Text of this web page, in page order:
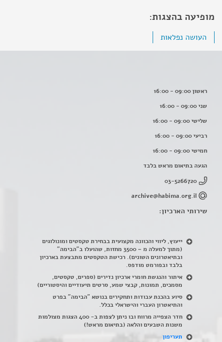
מופיעה בהצגות:
העושה נפלאות
ראשון 09:00 - 16:00
שני 09:00 - 16:00
שלישי 09:00 - 16:00
רביעי 09:00 - 16:00
חמישי 09:00 - 16:00
הגעה בתיאום מראש בלבד
03-5266720
archive@habima.org.il
שירותי הארכיון:
ייעוץ, ליווי והכוונה מקצועית בבחירת טקסטים ומונולוגים
(מתוך למעלה מ – 3500 מחזות, שהועלו ב"הבימה"
ובתיאטרונים השונים). רכישת הטקסטים מתבצעת בארכיון
בלבד ובפורמט מודפס.
איתור והנגשת חומרי ארכיון נדירים (ספרים, טקסטים,
מסמכים, תמונות, קבצי שמע, סרטים תיעודיים והיסטוריים)
סיוע בהכנת עבודות ותחקירים בנושא "הבימה" בפרט
והתיאטרון העברי והישראלי בכלל.
חדר הצפייה מרווח ובו ניתן לצפות ב- 400 הצגות מצולמות
משנות השבעים והלאה (בתיאום מראש!)
תעריפון